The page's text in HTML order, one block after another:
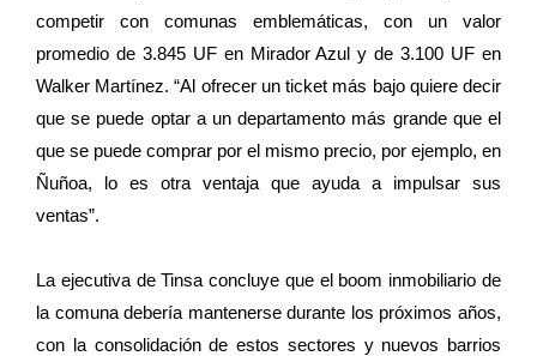
competir con comunas emblemáticas, con un valor
promedio de 3.845 UF en Mirador Azul y de 3.100 UF en
Walker Martínez. “Al ofrecer un ticket más bajo quiere decir
que se puede optar a un departamento más grande que el
que se puede comprar por el mismo precio, por ejemplo, en
Ñuñoa, lo es otra ventaja que ayuda a impulsar sus
ventas”.
La ejecutiva de Tinsa concluye que el boom inmobiliario de
la comuna debería mantenerse durante los próximos años,
con la consolidación de estos sectores y nuevos barrios